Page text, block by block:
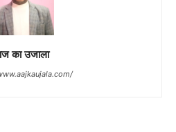
का उजाला